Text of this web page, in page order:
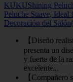
KUKUShining
Peluche Suave,
Decoración del
【Diseño
presenta un
y fuerte de la
excelente...
【Compañero